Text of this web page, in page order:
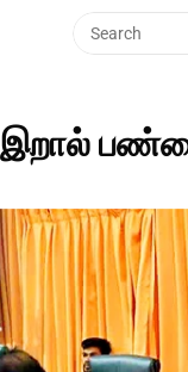
Search
இறால்